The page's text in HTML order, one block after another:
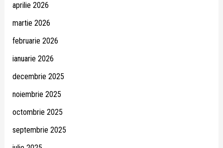
aprilie 2026
martie 2026
februarie 2026
ianuarie 2026
decembrie 2025
noiembrie 2025
octombrie 2025
septembrie 2025